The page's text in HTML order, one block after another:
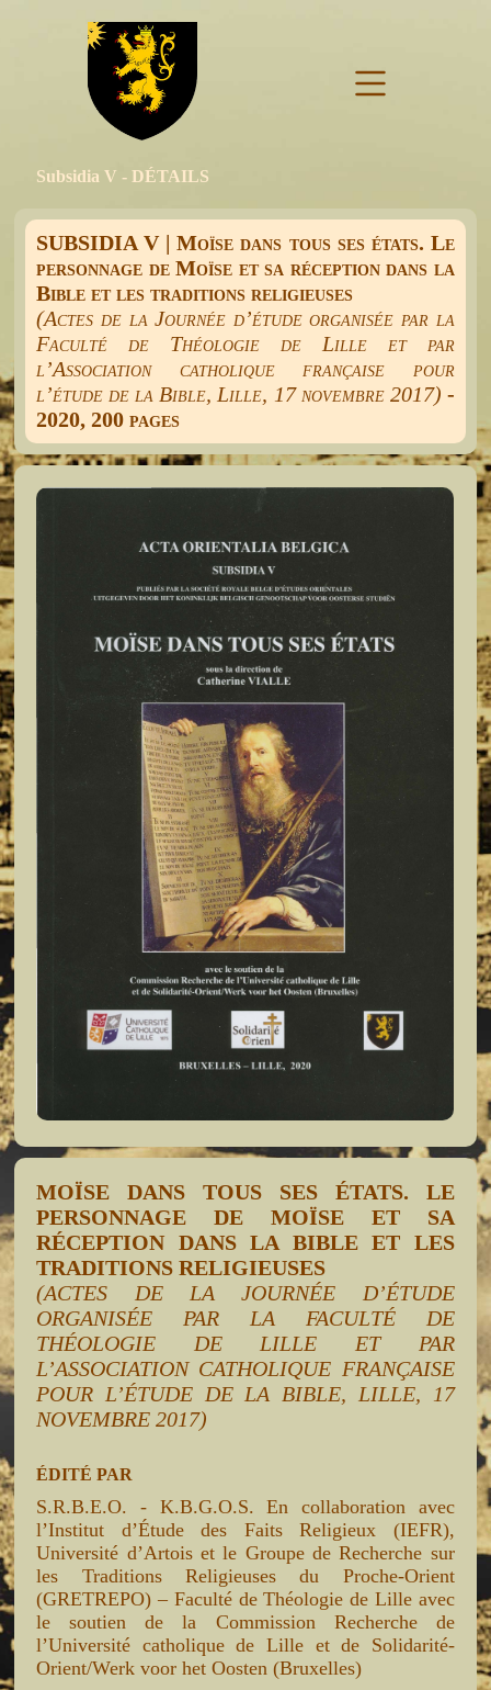
Subsidia V - DÉTAILS
SUBSIDIA V | Moïse dans tous ses états. Le
personnage de Moïse et sa réception dans la
Bible et les traditions religieuses
(Actes de la Journée d’étude organisée par la
Faculté de Théologie de Lille et par
l’Association catholique française pour
l’étude de la Bible, Lille, 17 novembre 2017) -
2020, 200 pages
MOÏSE DANS TOUS SES ÉTATS. LE
PERSONNAGE DE MOÏSE ET SA
RÉCEPTION DANS LA BIBLE ET LES
TRADITIONS RELIGIEUSES
(ACTES DE LA JOURNÉE D’ÉTUDE
ORGANISÉE PAR LA FACULTÉ DE
THÉOLOGIE DE LILLE ET PAR
L’ASSOCIATION CATHOLIQUE FRANÇAISE
POUR L’ÉTUDE DE LA BIBLE, LILLE, 17
NOVEMBRE 2017)
ÉDITÉ PAR
S.R.B.E.O. - K.B.G.O.S. En collaboration avec
l’Institut d’Étude des Faits Religieux (IEFR),
Université d’Artois et le Groupe de Recherche sur
les Traditions Religieuses du Proche-Orient
(GRETREPO) – Faculté de Théologie de Lille avec
le soutien de la Commission Recherche de
l’Université catholique de Lille et de Solidarité-
Orient/Werk voor het Oosten (Bruxelles)